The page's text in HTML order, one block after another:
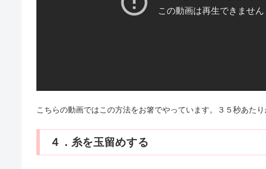
こちらの動画ではこの方法をお箸でやっています。３５秒あた
４．糸を玉留めする